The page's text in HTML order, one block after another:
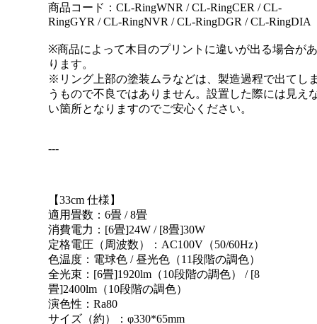
商品コード：CL-RingWNR / CL-RingCER / CL-
RingGYR / CL-RingNVR / CL-RingDGR / CL-RingDIA
※商品によって木目のプリントに違いが出る場合があ
ります。
※リング上部の塗装ムラなどは、製造過程で出てし
うもので不良ではありません。設置した際には見え
い箇所となりますのでご安心ください。
---
【33cm 仕様】
適用畳数：6畳 / 8畳
消費電力：[6畳]24W / [8畳]30W
定格電圧（周波数）：AC100V（50/60Hz）
色温度：電球色 / 昼光色（11段階の調色）
全光束：[6畳]1920lm（10段階の調色） / [8
畳]2400lm（10段階の調色）
演色性：Ra80
サイズ（約）：φ330*65mm